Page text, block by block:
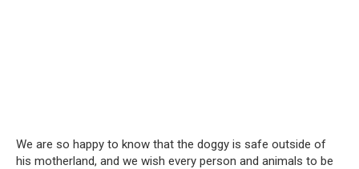
We are so happy to know that the doggy is safe outside of
his motherland, and we wish every person and animals to be